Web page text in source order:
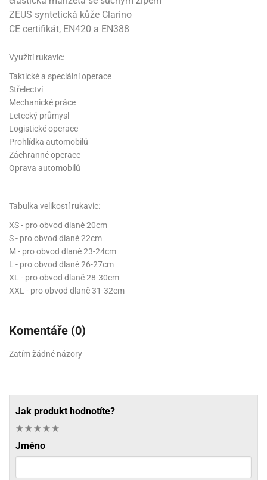
ZEUS syntetická kůže Clarino
CE certifikát, EN420 a EN388
Využití rukavic:
Taktické a speciální operace
Střelectví
Mechanické práce
Letecký průmysl
Logistické operace
Prohlídka automobilů
Záchranné operace
Oprava automobilů
Tabulka velikostí rukavic:
XS - pro obvod dlaně 20cm
S - pro obvod dlaně 22cm
M - pro obvod dlaně 23-24cm
L - pro obvod dlaně 26-27cm
XL - pro obvod dlaně 28-30cm
XXL - pro obvod dlaně 31-32cm
Komentáře (0)
Zatím žádné názory
Jak produkt hodnotíte?
Jméno